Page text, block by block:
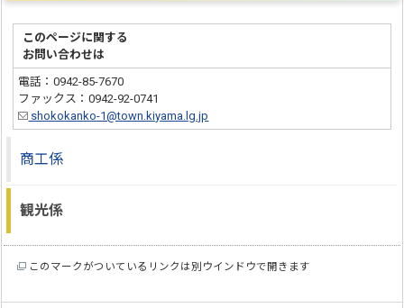
このページに関する
お問い合わせは
電話：0942-85-7670
ファックス：0942-92-0741
shokokanko-1@town.kiyama.lg.jp
商工係
観光係
このマークがついているリンクは別ウインドウで開きます